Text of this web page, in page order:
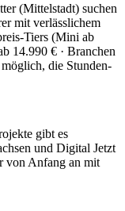
(Mittelstadt) suchen
mit verlässlichem
Tiers (Mini ab
14.990 € · Branchen
die Stunden-
gibt es
und Digital Jetzt
von Anfang an mit